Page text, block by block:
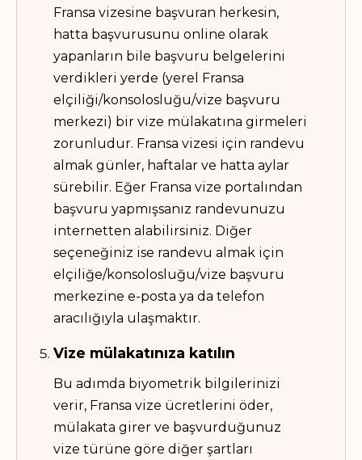
Fransa vizesine başvuran herkesin,
hatta başvurusunu online olarak
yapanların bile başvuru belgelerini
verdikleri yerde (yerel Fransa
elçiliği/konsolosluğu/vize başvuru
merkezi) bir vize mülakatına girmeleri
zorunludur. Fransa vizesi için randevu
almak günler, haftalar ve hatta aylar
sürebilir. Eğer Fransa vize portalından
başvuru yapmışsanız randevunuzu
internetten alabilirsiniz. Diğer
seçeneğiniz ise randevu almak için
elçiliğe/konsolosluğu/vize başvuru
merkezine e-posta ya da telefon
aracılığıyla ulaşmaktır.
Vize mülakatınıza katılın
Bu adımda biyometrik bilgilerinizi
verir, Fransa vize ücretlerini öder,
mülakata girer ve başvurduğunuz
vize türüne göre diğer şartları